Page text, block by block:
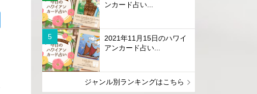
ンカード占い...
2021年11月15日のハワイ
アンカード占い...
ジャンル別ランキングはこちら